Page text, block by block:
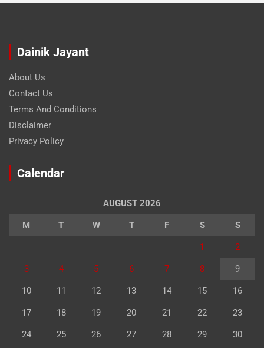
Dainik Jayant
About Us
Contact Us
Terms And Conditions
Disclaimer
Privacy Policy
Calendar
AUGUST 2026
M T W T F S S
1 2
3 4 5 6 7 8 9
10 11 12 13 14 15 16
17 18 19 20 21 22 23
24 25 26 27 28 29 30